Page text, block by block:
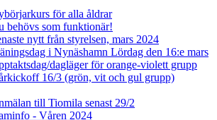
för alla åldrar
behövs som funktionär!
nytt från styrelsen, mars 2024
i Nynäshamn Lördag den 16:e mars
dagläger för orange-violett grupp
16/3 (grön, vit och gul grupp)
till Tiomila senast 29/2
- Våren 2024